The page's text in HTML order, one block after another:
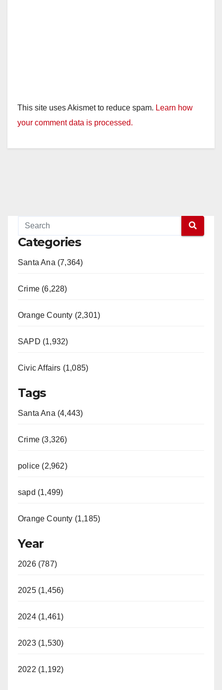
This site uses Akismet to reduce spam. Learn how
your comment data is processed.
Categories
Santa Ana (7,364)
Crime (6,228)
Orange County (2,301)
SAPD (1,932)
Civic Affairs (1,085)
Tags
Santa Ana (4,443)
Crime (3,326)
police (2,962)
sapd (1,499)
Orange County (1,185)
Year
2026 (787)
2025 (1,456)
2024 (1,461)
2023 (1,530)
2022 (1,192)